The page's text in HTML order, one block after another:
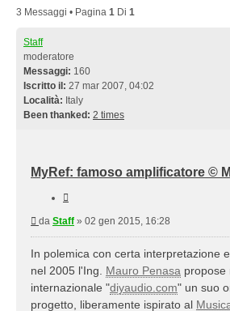
3 Messaggi • Pagina 1 Di 1
Staff
moderatore
Messaggi: 160
Iscritto il: 27 mar 2007, 04:02
Località: Italy
Been thanked: 2 times
MyRef: famoso amplificatore ©
Messaggio
da Staff » 02 gen 2015, 16:28
In polemica con certa interpretazione
nel 2005 l'Ing. Mauro Penasa propose
internazionale "diyaudio.com" un suo
progetto, liberamente ispirato al